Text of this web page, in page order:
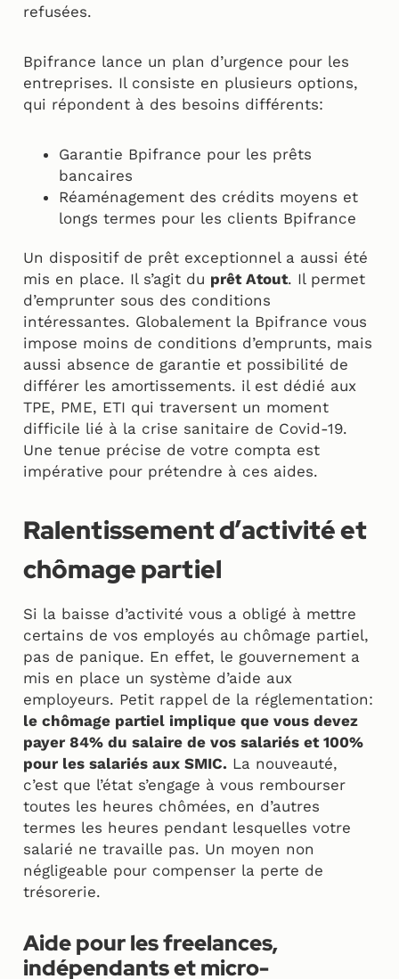
refusées.
Bpifrance lance un plan d’urgence pour les
entreprises. Il consiste en plusieurs options,
qui répondent à des besoins différents:
Garantie Bpifrance pour les prêts
bancaires
Réaménagement des crédits moyens et
longs termes pour les clients Bpifrance
Un dispositif de prêt exceptionnel a aussi été
mis en place. Il s’agit du prêt Atout. Il permet
d’emprunter sous des conditions
intéressantes. Globalement la Bpifrance vous
impose moins de conditions d’emprunts, mais
aussi absence de garantie et possibilité de
différer les amortissements. il est dédié aux
TPE, PME, ETI qui traversent un moment
difficile lié à la crise sanitaire de Covid-19.
Une tenue précise de votre compta est
impérative pour prétendre à ces aides.
Ralentissement d’activité et
chômage partiel
Si la baisse d’activité vous a obligé à mettre
certains de vos employés au chômage partiel,
pas de panique. En effet, le gouvernement a
mis en place un système d’aide aux
employeurs. Petit rappel de la réglementation:
le chômage partiel implique que vous devez
payer 84% du salaire de vos salariés et 100%
pour les salariés aux SMIC. La nouveauté,
c’est que l’état s’engage à vous rembourser
toutes les heures chômées, en d’autres
termes les heures pendant lesquelles votre
salarié ne travaille pas. Un moyen non
négligeable pour compenser la perte de
trésorerie.
Aide pour les freelances,
indépendants et micro-